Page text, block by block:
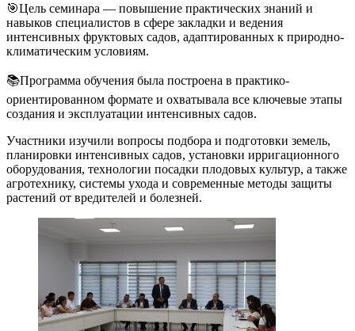
🎯Цель семинара — повышение практических знаний и
навыков специалистов в сфере закладки и ведения
интенсивных фруктовых садов, адаптированных к природно-
климатическим условиям.
📚Программа обучения была построена в практико-
ориентированном формате и охватывала все ключевые этапы
создания и эксплуатации интенсивных садов.
Участники изучили вопросы подбора и подготовки земель,
планировки интенсивных садов, установки ирригационного
оборудования, технологии посадки плодовых культур, а также
агротехнику, системы ухода и современные методы защиты
растений от вредителей и болезней.